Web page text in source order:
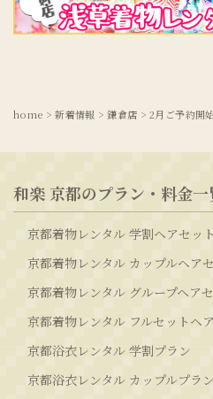
home >新着情報 >鎌倉店 > 2月ご予約開
和楽 京都のプラン・料金一
京都着物レンタル 学割ヘアセッ
京都着物レンタル カップルヘア
京都着物レンタル グループヘア
京都着物レンタル フルセットヘ
京都浴衣レンタル 学割プラン
京都浴衣レンタル カップルプラン